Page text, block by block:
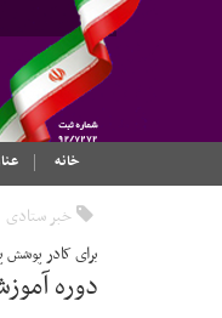
خانه
خبر ستادی
برای کادر پوشش
دوره